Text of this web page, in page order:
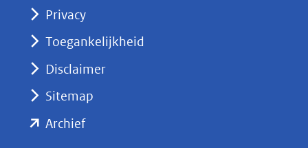
nieuw
naar
Privacy
Toegankelijkheid
Disclaimer
Sitemap
Archief(opent